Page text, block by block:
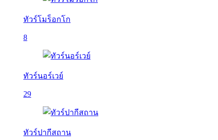
ทัวร์โมร็อกโก
8
ทัวร์นอร์เวย์
29
ทัวร์ปากีสถาน